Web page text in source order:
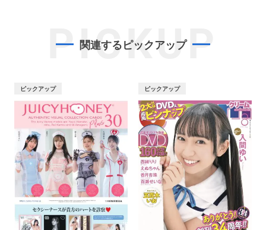
PICKUP
関連するピックアップ
ピックアップ ピックアップ